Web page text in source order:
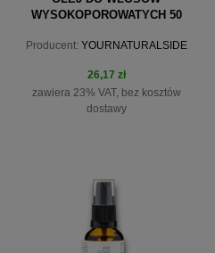
WYSOKOPOROWATYCH 50
Producent: YOURNATURALSIDE
26,17 zł
zawiera 23% VAT, bez kosztów
dostawy
do koszyka